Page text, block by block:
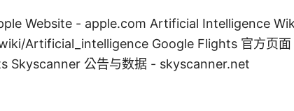
Website - apple.com Artificial Intelligence
Artificial_intelligence Google Flights 官方页面
Skyscanner 公告与数据 - skyscanner.net